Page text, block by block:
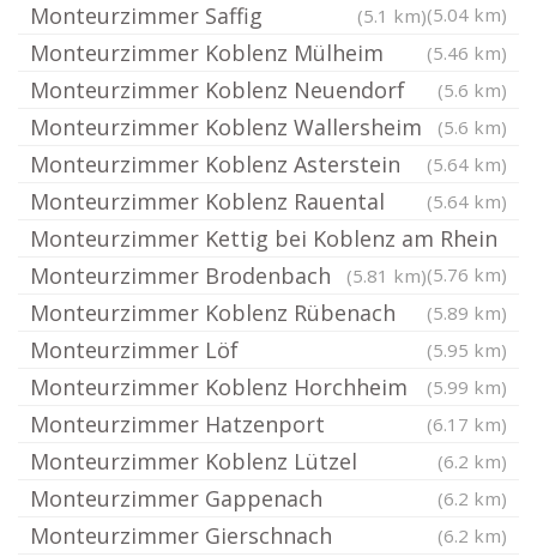
(5.04 km)
Monteurzimmer Saffig (5.1 km)
Monteurzimmer Koblenz Mülheim (5.46 km)
Monteurzimmer Koblenz Neuendorf (5.6 km)
Monteurzimmer Koblenz Wallersheim (5.6 km)
Monteurzimmer Koblenz Asterstein (5.64 km)
Monteurzimmer Koblenz Rauental (5.64 km)
Monteurzimmer Kettig bei Koblenz am Rhein
(5.76 km)
Monteurzimmer Brodenbach (5.81 km)
Monteurzimmer Koblenz Rübenach (5.89 km)
Monteurzimmer Löf (5.95 km)
Monteurzimmer Koblenz Horchheim (5.99 km)
Monteurzimmer Hatzenport (6.17 km)
Monteurzimmer Koblenz Lützel (6.2 km)
Monteurzimmer Gappenach (6.2 km)
Monteurzimmer Gierschnach (6.2 km)